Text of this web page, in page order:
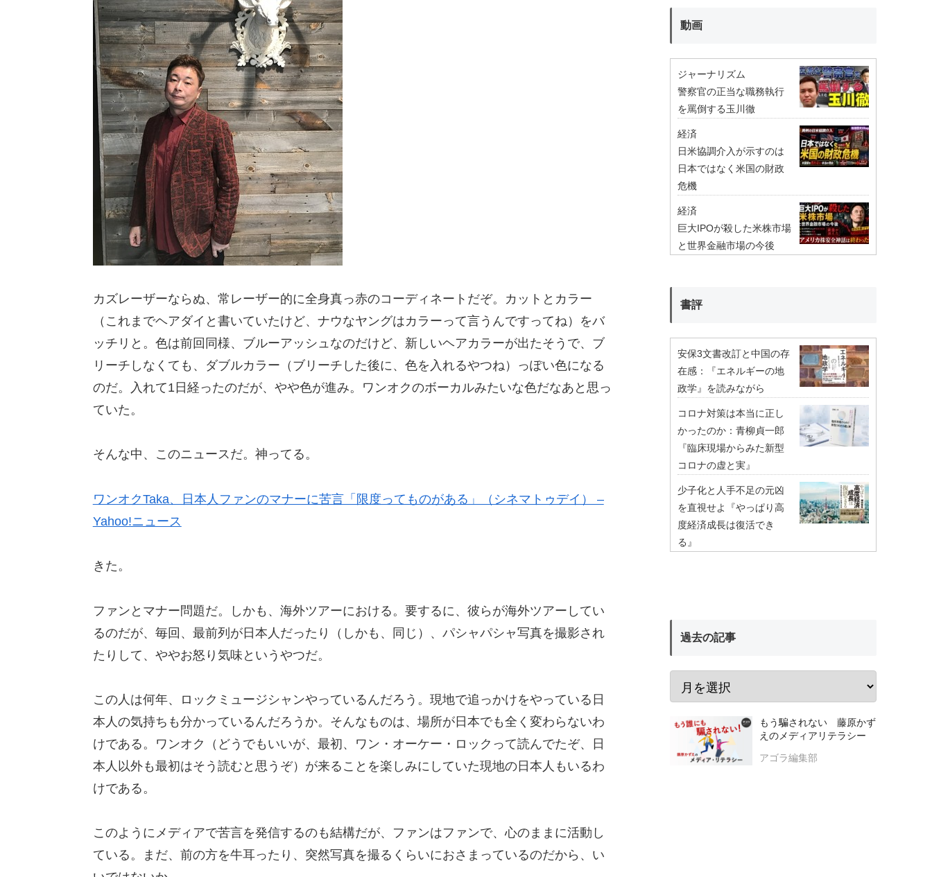
カズレーザーならぬ、常レーザー的に全身真っ赤のコーディネートだぞ。カットとカラー
（これまでヘアダイと書いていたけど、ナウなヤングはカラーって言うんですってね）をバ
ッチリと。色は前回同様、ブルーアッシュなのだけど、新しいヘアカラーが出たそうで、ブ
リーチしなくても、ダブルカラー（ブリーチした後に、色を入れるやつね）っぽい色になる
のだ。入れて1日経ったのだが、やや色が進み。ワンオクのボーカルみたいな色だなあと思っ
ていた。
そんな中、このニュースだ。神ってる。
ワンオクTaka、日本人ファンのマナーに苦言「限度ってものがある」（シネマトゥデイ） –
Yahoo!ニュース
きた。
ファンとマナー問題だ。しかも、海外ツアーにおける。要するに、彼らが海外ツアーしてい
るのだが、毎回、最前列が日本人だったり（しかも、同じ）、パシャパシャ写真を撮影され
たりして、ややお怒り気味というやつだ。
この人は何年、ロックミュージシャンやっているんだろう。現地で追っかけをやっている日
本人の気持ちも分かっているんだろうか。そんなものは、場所が日本でも全く変わらないわ
けである。ワンオク（どうでもいいが、最初、ワン・オーケー・ロックって読んでたぞ、日
本人以外も最初はそう読むと思うぞ）が来ることを楽しみにしていた現地の日本人もいるわ
けである。
このようにメディアで苦言を発信するのも結構だが、ファンはファンで、心のままに活動し
ている。まだ、前の方を牛耳ったり、突然写真を撮るくらいにおさまっているのだから、い
動画
ジャーナリズム
警察官の正当な職務執行
を罵倒する玉川徹
経済
日米協調介入が示すのは
日本ではなく米国の財政
危機
経済
巨大IPOが殺した米株市場
と世界金融市場の今後
書評
安保3文書改訂と中国の存
在感：『エネルギーの地
政学』を読みながら
コロナ対策は本当に正し
かったのか：青柳貞一郎
『臨床現場からみた新型
コロナの虚と実』
少子化と人手不足の元凶
を直視せよ『やっぱり高
度経済成長は復活でき
る』
過去の記事
もう騙されない 藤原かず
えのメディアリテラシー
アゴラ編集部